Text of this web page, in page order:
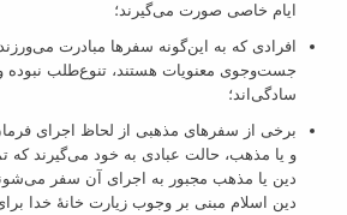
ایام خاصی صورت می‌گیرند؛
افرادی که به این‌گونه سفرها مبادرت می‌‏ورزند
جست‌وجوی معنویات هستند، تنوع‌‏طلب نبوده و
سادگی‌اند؛
برخی از سفرهای مذهبی از لحاظ اجرای
و یا مذهب، حالت عبادی به خود می‌گیرند که
دین یا مذهب مجبور به اجرای آن سفر
دین اسلام مبنی بر وجوب زیارت خانۀ خدا